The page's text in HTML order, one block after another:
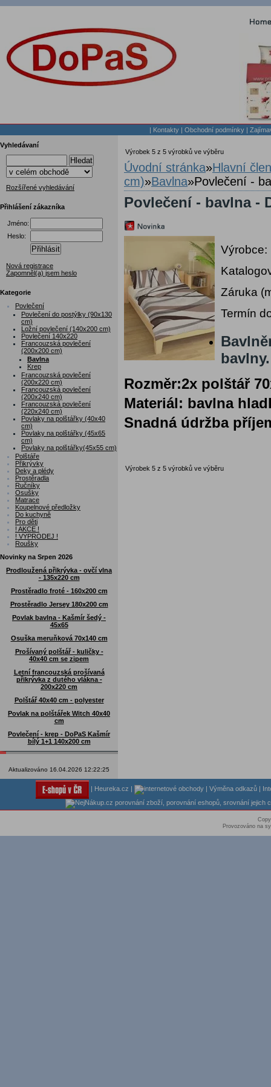
| Kontakty | Obchodní podmínky |
Vyhledávaní
Hledat
Rozšířené vyhledávání
Přihlášení zákazníka
Jméno:
Heslo:
Přihlásit
Nová registrace
Zapomněl(a) jsem heslo
Kategorie
Povlečení
Povlečení do postýlky (90x130
cm)
Ložní povlečení (140x200 cm)
Povlečení 140x220
Francouzská povlečení
(200x200 cm)
Bavlna
Krep
Francouzská povlečení
(200x220 cm)
Francouzská povlečení
(200x240 cm)
Francouzská povlečení
(220x240 cm)
Povlaky na polštářky (40x40
cm)
Povlaky na polštářky (45x65
cm)
Povlaky na polštářky(45x55 cm)
Polštáře
Přikrývky
Deky a plédy
Prostěradla
Ručníky
Osušky
Matrace
Koupelnové předložky
Do kuchyně
Pro děti
! AKCE !
! VÝPRODEJ !
Roušky
Novinky na Srpen 2026
Prodloužená přikrývka - ovčí vlna
- 135x220 cm
Prostěradlo froté - 160x200 cm
Prostěradlo Jersey 180x200 cm
Povlak bavlna - Kašmír šedý -
45x65
Osuška meruňková 70x140 cm
Prošívaný polštář - kuličky -
40x40 cm se zipem
Letní francouzská prošívaná
přikrývka z dutého vlákna -
200x220 cm
Polštář 40x40 cm - polyester
Povlak na polštářek Witch 40x40
cm
Povlečení - krep - DoPaS Kašmír
bílý 1+1 140x200 cm
Aktualizováno 16.04.2026 12:22:25
Výrobek 5 z 5 výrobků ve výběru
Úvodní stránka»Hlavní
cm)»Bavlna»Povlečení -
Povlečení - bavlna -
Výrobce:
Záruka
Termín
bavlny.
Rozměr:2x polštář
Materiál: bavlna
Snadná údržba
Výrobek 5 z 5 výrobků ve výběru
Heureka.cz Výměna odkazů
Provozováno na